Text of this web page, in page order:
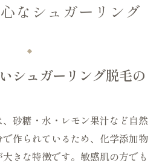
なシュガーリング
シュガーリング脱毛の
砂糖・水・レモン果汁など自然
作られているため、化学添加物
きな特徴です。敏感肌の方でも